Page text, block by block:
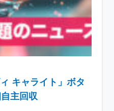
キャライト」ボタ
主回収